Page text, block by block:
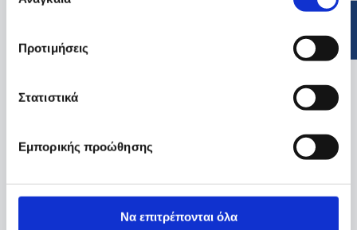
Προτιμήσεις
Στατιστικά
Εμπορικής προώθησης
Να επιτρέπονται όλα
APOTEL